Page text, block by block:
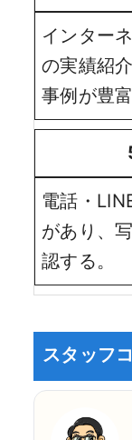
インター
の実績紹
事例が豊
電話・
があり、
認する。
スタッフ